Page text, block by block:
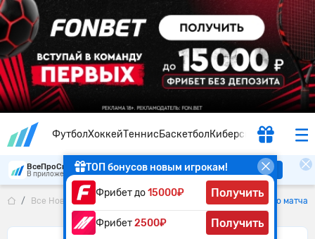
ФутболХоккейТеннисБаскетболКиберспорт
ТОП бонусов новым игрокам!
Фрибет до15000₽ Получить
Фрибет2500₽ Получить
ВсеПроСпорт
В приложении удобнее Скачать
Все Новости Хорватия – Словения: обзор товарищеского матча,